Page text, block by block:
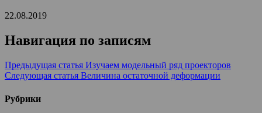
22.08.2019
Навигация по записям
Предыдущая статья Изучаем модельный ряд проекторов
Следующая статья Величина остаточной деформации
Рубрики